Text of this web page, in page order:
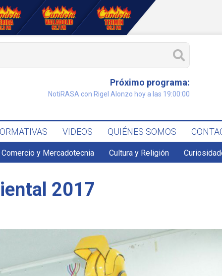
Próximo programa:
NotiRASA con Rigel Alonzo hoy a las 19:00:00
VIDEOS QUIÉNES SOMOS
Comercio y Mercadotecnia Cultura y Religión
2017